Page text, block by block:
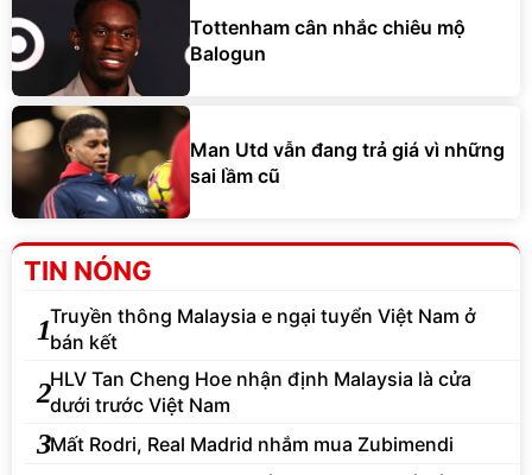
Tottenham cân nhắc chiêu mộ
Balogun
Man Utd vẫn đang trả giá vì những
sai lầm cũ
TIN NÓNG
1Truyền thông Malaysia e ngại tuyển Việt Nam ở
bán kết
2HLV Tan Cheng Hoe nhận định Malaysia là cửa
dưới trước Việt Nam
3Mất Rodri, Real Madrid nhắm mua Zubimendi